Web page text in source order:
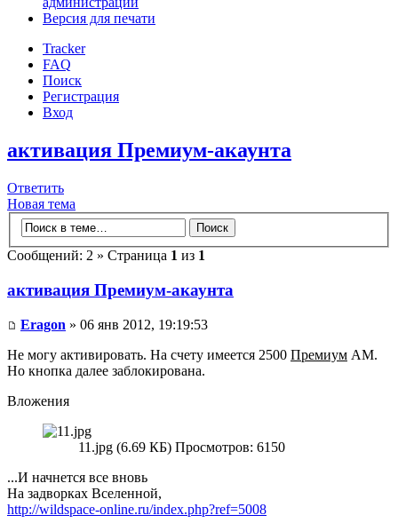
Версия для печати
Tracker
FAQ
Поиск
Регистрация
Вход
активация Премиум-акаунта
Ответить
Новая тема
Сообщений: 2 » Страница 1 из 1
активация Премиум-акаунта
Eragon » 06 янв 2012, 19:19:53
Не могу активировать. На счету имеется 2500 Премиум АМ.
Но кнопка далее заблокирована.
Вложения
11.jpg (6.69 КБ) Просмотров: 6150
...И начнется все вновь
На задворках Вселенной,
http://wildspace-online.ru/index.php?ref=5008